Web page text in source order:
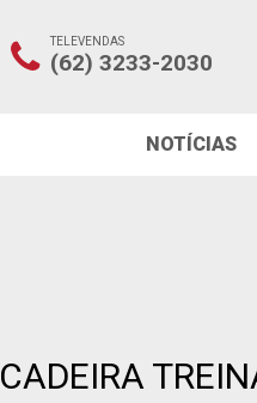
TELEVENDAS
(62) 3233-2030
NOTÍCIAS
CADEIRA